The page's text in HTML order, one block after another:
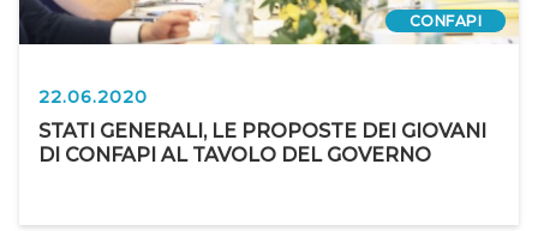
CONFAPI
22.06.2020
STATI GENERALI, LE PROPOSTE DEI GIOVANI
DI CONFAPI AL TAVOLO DEL GOVERNO